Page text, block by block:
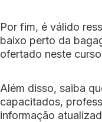
Por fim, é válido
baixo perto da
ofertado neste
Além disso, saiba
capacitados,
informação